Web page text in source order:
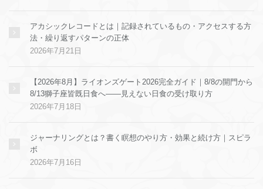
アカシックレコードとは｜記録されているもの・アクセスする方
法・繰り返すパターンの正体
2026年7月21日
【2026年8月】ライオンズゲート2026完全ガイド｜8/8の開門から
8/13獅子座皆既日食へ——見えない日食の受け取り方
2026年7月18日
ジャーナリングとは？書く瞑想のやり方・効果と続け方｜スピラ
ボ
2026年7月16日